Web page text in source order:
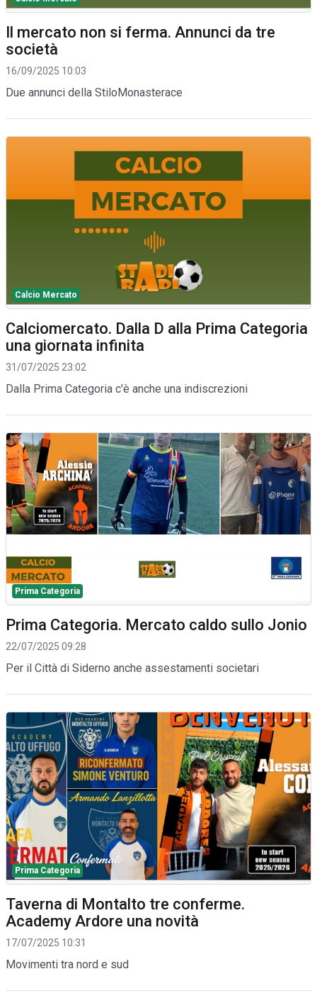
Il mercato non si ferma. Annunci da tre
società
16/09/2025 10:03
Due annunci della StiloMonasterace
Calcio Mercato
Calciomercato. Dalla D alla Prima Categoria
una giornata infinita
31/07/2025 23:02
Dalla Prima Categoria c'è anche una indiscrezioni
Prima Categoria
Prima Categoria. Mercato caldo sullo Jonio
22/07/2025 09:28
Per il Città di Siderno anche assestamenti societari
Prima Categoria
Taverna di Montalto tre conferme.
Academy Ardore una novità
17/07/2025 10:31
Movimenti tra nord e sud